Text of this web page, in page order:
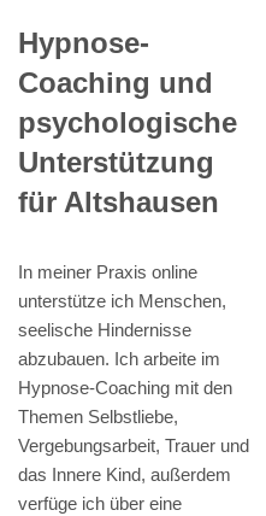
Hypnose-
Coaching und
psychologische
Unterstützung
für Altshausen
In meiner Praxis online
unterstütze ich Menschen,
seelische Hindernisse
abzubauen. Ich arbeite im
Hypnose-Coaching mit den
Themen Selbstliebe,
Vergebungsarbeit, Trauer und
das Innere Kind, außerdem
verfüge ich über eine